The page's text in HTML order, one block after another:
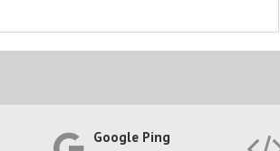
Google Ping